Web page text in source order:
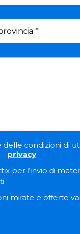
condizioni di
privacy
per l’invio di
mirate e offerte